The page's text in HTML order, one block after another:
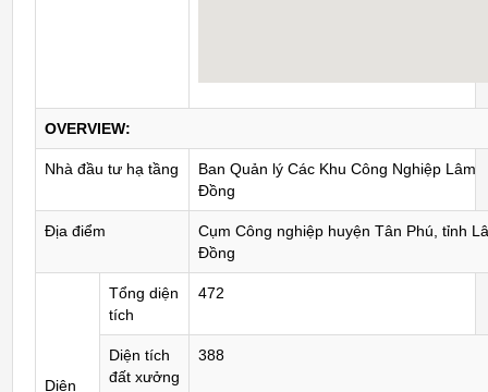
OVERVIEW:
Nhà đầu tư hạ tầng
Ban Quản lý Các Khu Công Nghiệp Lâm
Đồng
Địa điểm
Cụm Công nghiệp huyện Tân Phú, tỉnh
Đồng
Diện
Tổng diện
tích
472
Diện tích
đất xưởng
388